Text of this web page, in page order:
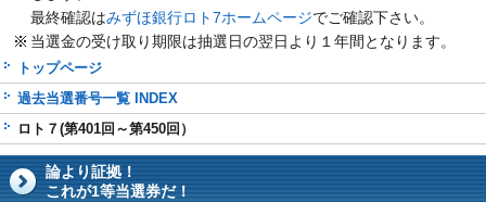
最終確認はみずほ銀行ロト7ホームページでご確認下さい。
当選金の受け取り期限は抽選日の翌日より１年間となります。
トップページ
過去当選番号一覧 INDEX
ロト７(第401回～第450回）
論より証拠！
これが1等当選券だ！